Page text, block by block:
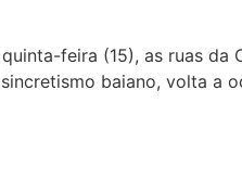
feira (15), as ruas da
baiano, volta a